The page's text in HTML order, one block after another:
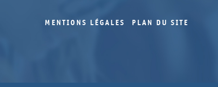
MENTIONS LÉGALES PLAN DU SITE